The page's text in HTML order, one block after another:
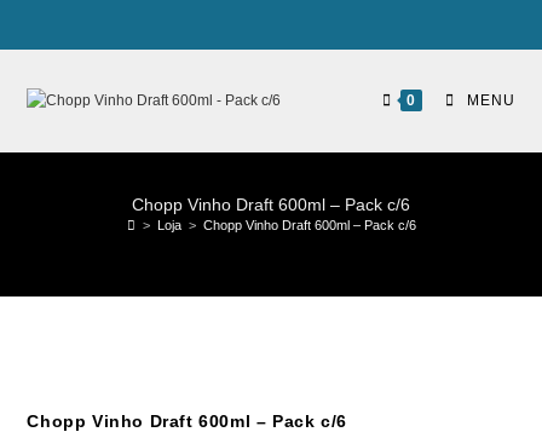
0 MENU
Chopp Vinho Draft 600ml – Pack c/6
> Loja > Chopp Vinho Draft 600ml – Pack c/6
Chopp Vinho Draft 600ml – Pack c/6